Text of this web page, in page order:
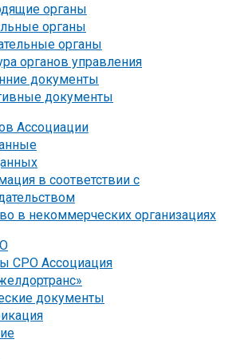
органы
органы
органы
органов управления
документы
документы
Ассоциации
в соответствии с
в некоммерческих организациях
СРО Ассоциация
документы